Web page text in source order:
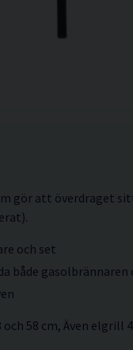
gör att överdraget
och set
både
58 cm, Även elgrill